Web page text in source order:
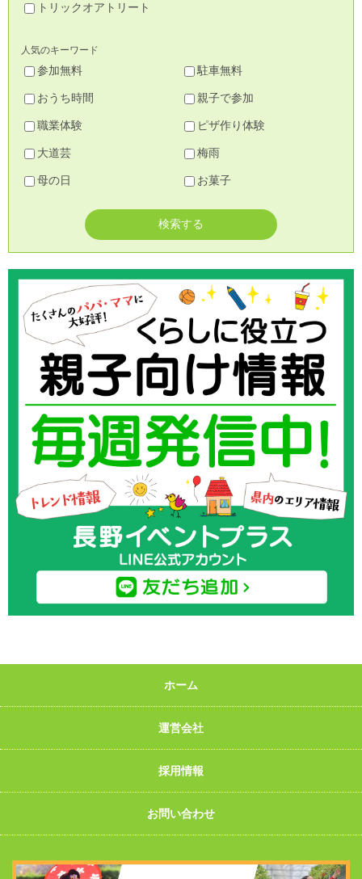
トリックオアトリート
人気のキーワード
参加無料 駐車無料
おうち時間 親子で参加
職業体験 ピザ作り体験
大道芸 梅雨
母の日 お菓子
ホーム
運営会社
採用情報
お問い合わせ